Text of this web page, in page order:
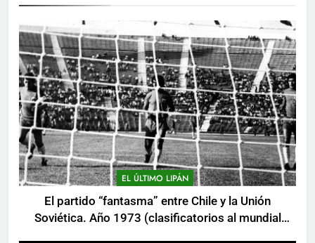
EL ÚLTIMO LIPÁN
El partido “fantasma” entre Chile y la Unión
Soviética. Año 1973 (clasificatorios al mundial